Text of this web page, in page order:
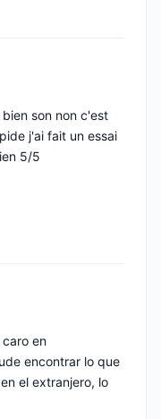
son non c'est
j'ai fait un essai
5/5
en
encontrar lo que
el extranjero, lo